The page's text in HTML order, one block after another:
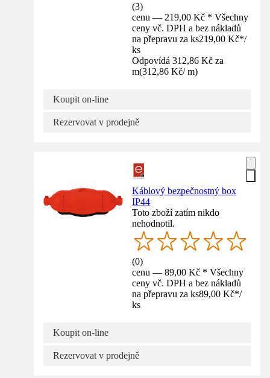
(3)
cenu — 219,00 Kč * Všechny
ceny vč. DPH a bez nákladů
na přepravu za ks219,00 Kč*/
ks
Odpovídá 312,86 Kč za
m(312,86 Kč/ m)
Koupit on-line
Rezervovat v prodejně
Káblový bezpečnostný box
IP44
Toto zboží zatím nikdo
nehodnotil.
(0)
cenu — 89,00 Kč * Všechny
ceny vč. DPH a bez nákladů
na přepravu za ks89,00 Kč*/
ks
Koupit on-line
Rezervovat v prodejně